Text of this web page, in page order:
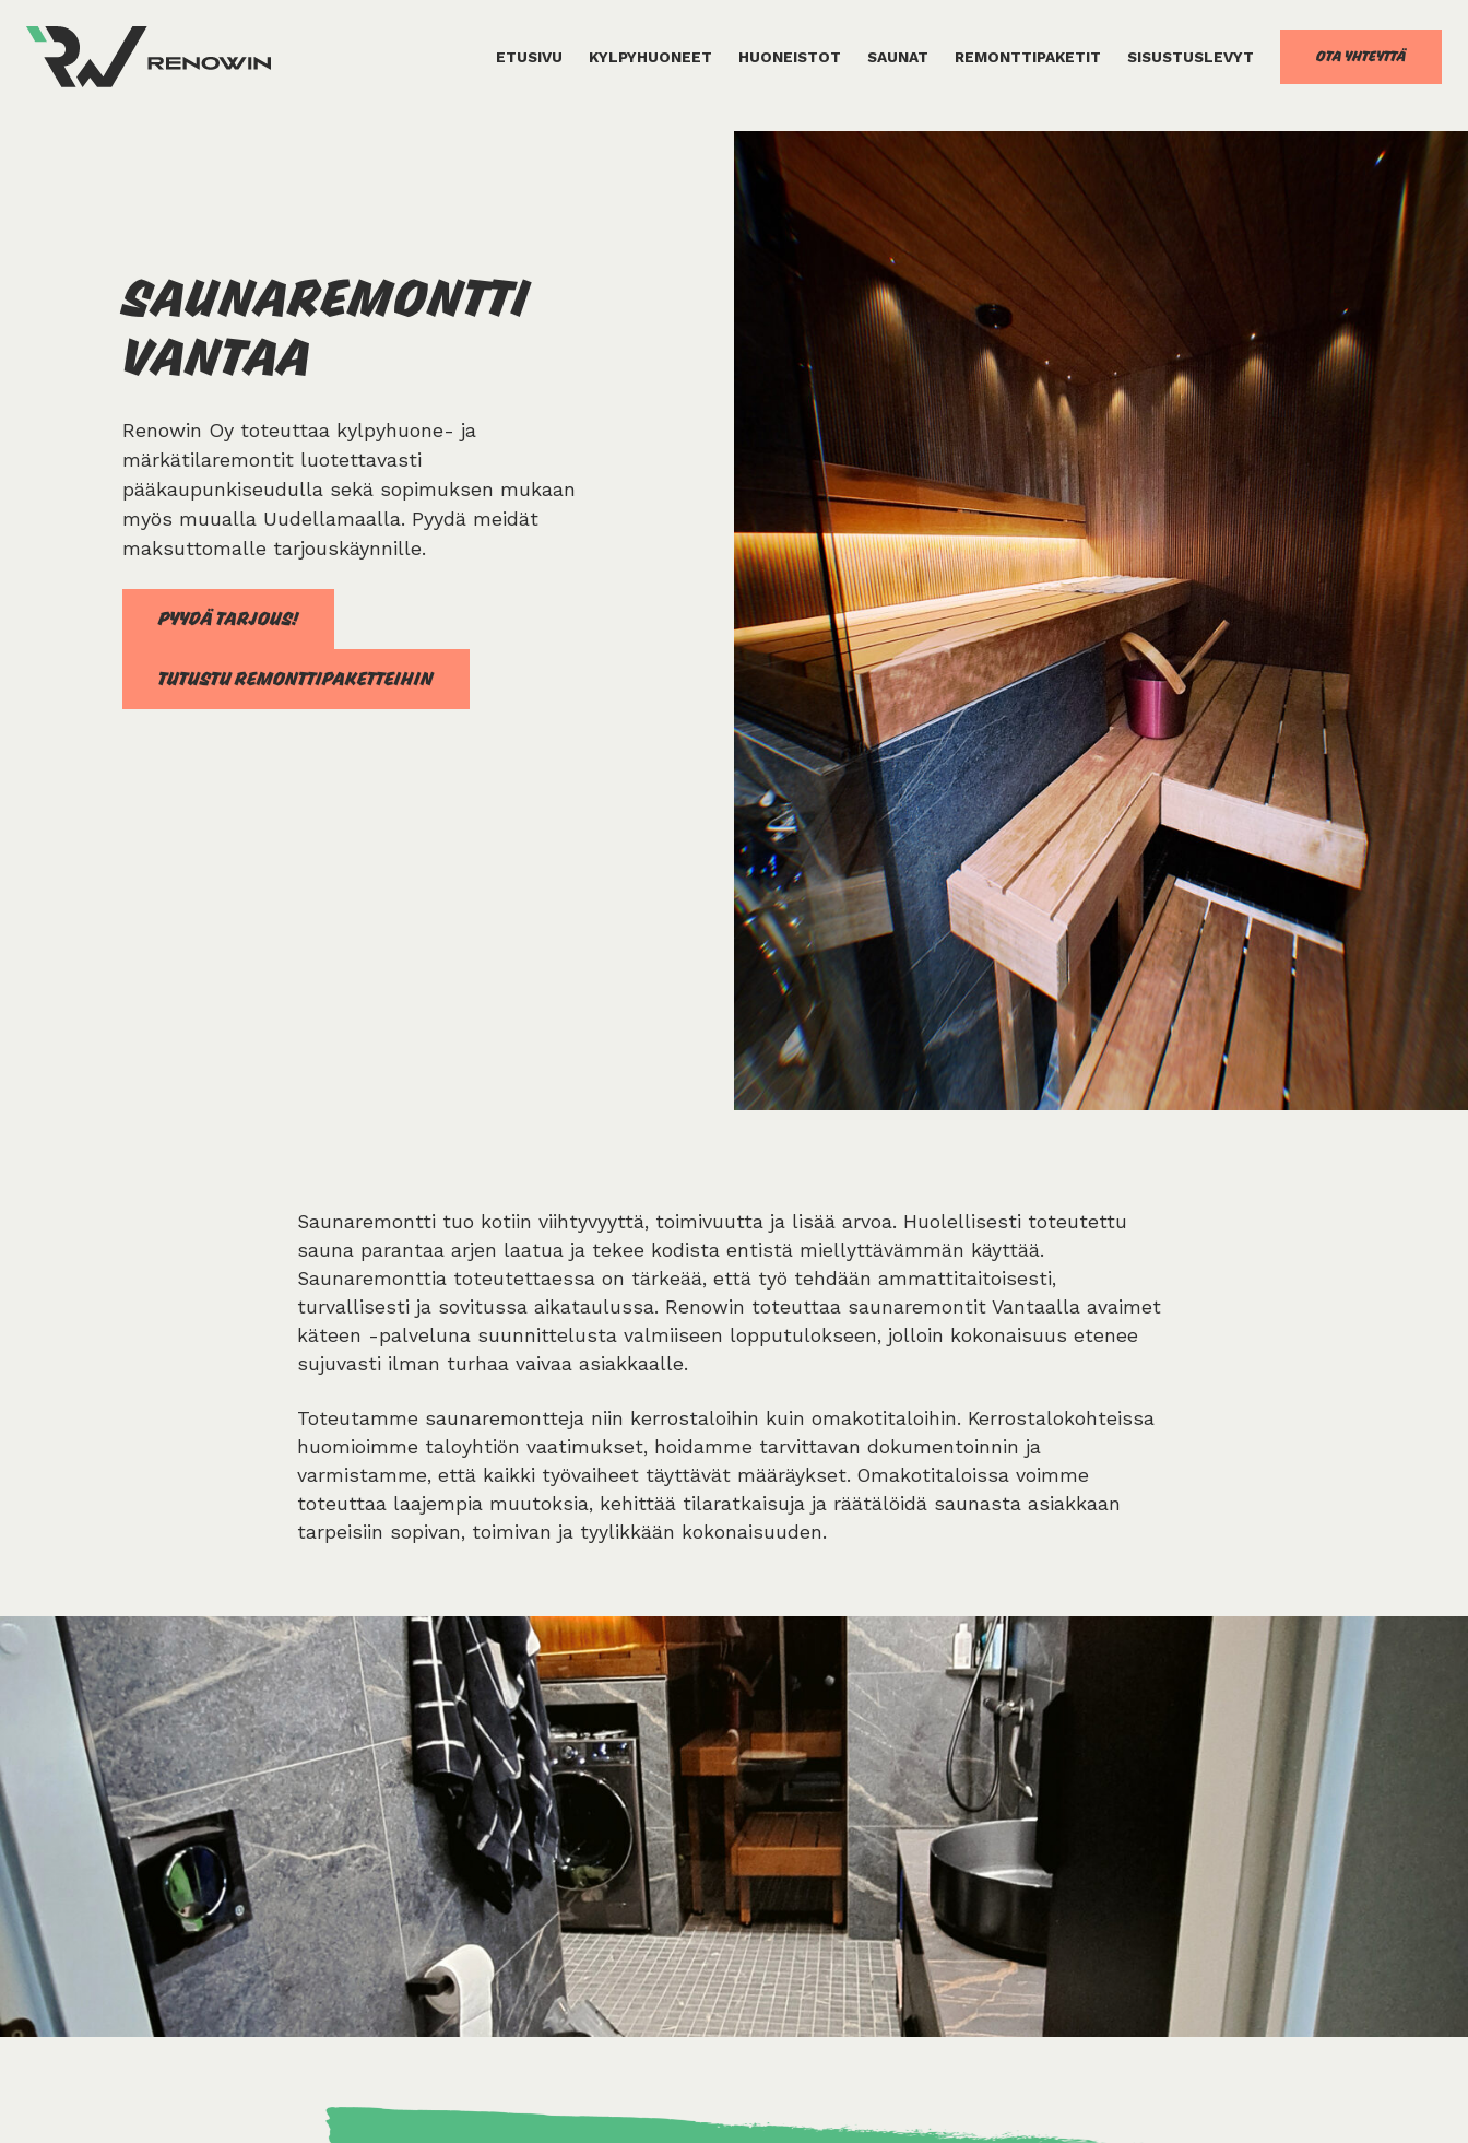
ETUSIVU KYLPYHUONEET HUONEISTOT SAUNAT REMONTTIPAKETIT SISUSTUSLEVYT OTA YHTEYTTÄ
SAUNA­REMONTTI
VANTAA
Renowin Oy toteuttaa kylpyhuone- ja
märkätilaremontit luotettavasti
pääkaupunkiseudulla sekä sopimuksen mukaan
myös muualla Uudellamaalla. Pyydä meidät
maksuttomalle tarjouskäynnille.
PYYDÄ TARJOUS!
TUTUSTU REMONTTIPAKETTEIHIN
Saunaremontti tuo kotiin viihtyvyyttä, toimivuutta ja lisää arvoa. Huolellisesti toteutettu
sauna parantaa arjen laatua ja tekee kodista entistä miellyttävämmän käyttää.
Saunaremonttia toteutettaessa on tärkeää, että työ tehdään ammattitaitoisesti,
turvallisesti ja sovitussa aikataulussa. Renowin toteuttaa saunaremontit Vantaalla avaimet
käteen -palveluna suunnittelusta valmiiseen lopputulokseen, jolloin kokonaisuus etenee
sujuvasti ilman turhaa vaivaa asiakkaalle.
Toteutamme saunaremontteja niin kerrostaloihin kuin omakotitaloihin. Kerrostalokohteissa
huomioimme taloyhtiön vaatimukset, hoidamme tarvittavan dokumentoinnin ja
varmistamme, että kaikki työvaiheet täyttävät määräykset. Omakotitaloissa voimme
toteuttaa laajempia muutoksia, kehittää tilaratkaisuja ja räätälöidä saunasta asiakkaan
tarpeisiin sopivan, toimivan ja tyylikkään kokonaisuuden.